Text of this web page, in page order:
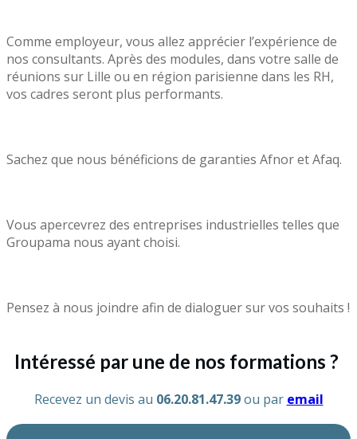
Comme employeur, vous allez apprécier l’expérience de
nos consultants. Après des modules, dans votre salle de
réunions sur Lille ou en région parisienne dans les RH,
vos cadres seront plus performants.
Sachez que nous bénéficions de garanties Afnor et Afaq.
Vous apercevrez des entreprises industrielles telles que
Groupama nous ayant choisi.
Pensez à nous joindre afin de dialoguer sur vos souhaits !
Intéressé par une de nos formations ?
Recevez un devis au 06.20.81.47.39 ou par email